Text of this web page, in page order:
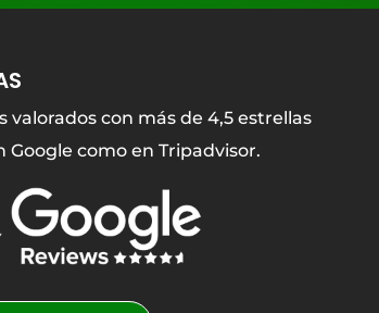
valorados con más de 4,5 estrellas
Google como en Tripadvisor.